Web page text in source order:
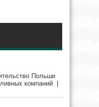
Польши
компаний |